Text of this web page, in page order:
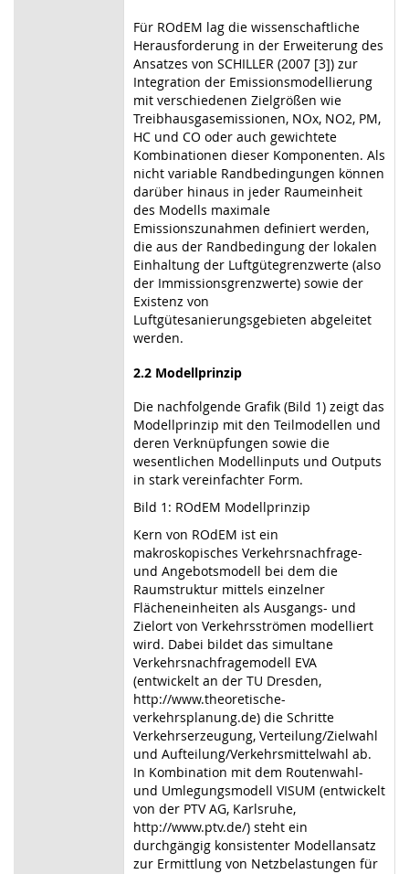
Für ROdEM lag die wissenschaftliche
Herausforderung in der Erweiterung des
Ansatzes von SCHILLER (2007 [3]) zur
Integration der Emissionsmodellierung
mit verschiedenen Zielgrößen wie
Treibhausgasemissionen, NOx, NO2, PM,
HC und CO oder auch gewichtete
Kombinationen dieser Komponenten. Als
nicht variable Randbedingungen können
darüber hinaus in jeder Raumeinheit
des Modells maximale
Emissionszunahmen definiert werden,
die aus der Randbedingung der lokalen
Einhaltung der Luftgütegrenzwerte (also
der Immissionsgrenzwerte) sowie der
Existenz von
Luftgütesanierungsgebieten abgeleitet
werden.
2.2 Modellprinzip
Die nachfolgende Grafik (Bild 1) zeigt das
Modellprinzip mit den Teilmodellen und
deren Verknüpfungen sowie die
wesentlichen Modellinputs und Outputs
in stark vereinfachter Form.
Bild 1: ROdEM Modellprinzip
Kern von ROdEM ist ein
makroskopisches Verkehrsnachfrage-
und Angebotsmodell bei dem die
Raumstruktur mittels einzelner
Flächeneinheiten als Ausgangs- und
Zielort von Verkehrsströmen modelliert
wird. Dabei bildet das simultane
Verkehrsnachfragemodell EVA
(entwickelt an der TU Dresden,
http://www.theoretische-
verkehrsplanung.de) die Schritte
Verkehrserzeugung, Verteilung/Zielwahl
und Aufteilung/Verkehrsmittelwahl ab.
In Kombination mit dem Routenwahl-
und Umlegungsmodell VISUM (entwickelt
von der PTV AG, Karlsruhe,
http://www.ptv.de/) steht ein
durchgängig konsistenter Modellansatz
zur Ermittlung von Netzbelastungen für